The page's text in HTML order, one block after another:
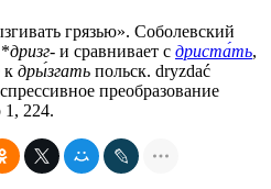
грязью». Соболевский
дризг- и сравнивает с дриста́ть,
к дры́згать польск. dryzdać
преобразование
1, 224.